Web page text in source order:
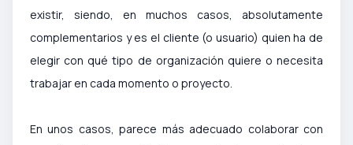
existir, siendo, en muchos casos, absolutamente
complementarios y es el cliente (o usuario) quien ha de
elegir con qué tipo de organización quiere o necesita
trabajar en cada momento o proyecto.
En unos casos, parece más adecuado colaborar con